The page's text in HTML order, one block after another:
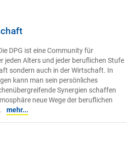
DPG ist eine Community für
jeden Alters und jeder beruflichen Stufe
sondern auch in der Wirtschaft. In
kann man sein persönliches
Synergien schaffen
neue Wege der beruflichen
mehr...